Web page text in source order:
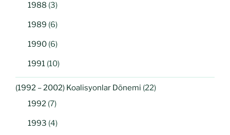
1988 (3)
1989 (6)
1990 (6)
1991 (10)
(1992 – 2002) Koalisyonlar Dönemi (22)
1992 (7)
1993 (4)